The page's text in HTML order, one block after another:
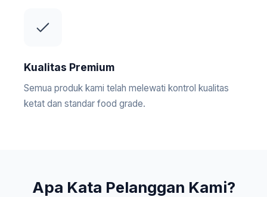
Kualitas Premium
Semua produk kami telah melewati kontrol kualitas
ketat dan standar food grade.
Apa Kata Pelanggan Kami?